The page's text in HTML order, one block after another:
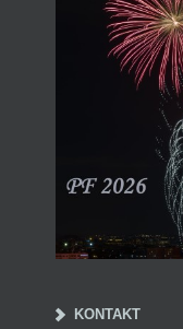
KONTAKT